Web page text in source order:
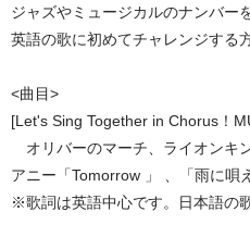
ジャズやミュージカルのナンバー
英語の歌に初めてチャレンジする
<曲目>
[Let's Sing Together in Chorus！
オリバーのマーチ、ライオンキ
アニー「Tomorrow 」 、「雨に唄
※歌詞は英語中心です。日本語の